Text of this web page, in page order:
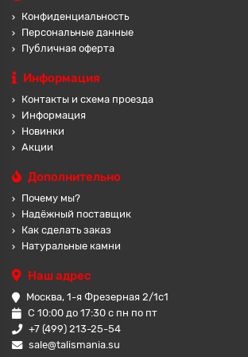
Конфиденциальность
Персональные данные
Публичная оферта
Информация
Контакты и схема проезда
Информация
Новинки
Акции
Дополнительно
Почему мы?
Надёжный поставщик
Как сделать заказ
Натуральные камни
Наш адрес
Москва, 1-я Фрезерная 2/1с1
С 10:00 до 17:30 с пн по пт
+7 (499) 213-25-54
sale@talismania.su